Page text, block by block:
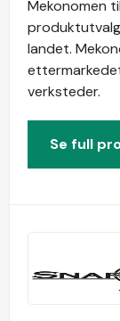
Mekonomen
landet.
verksteder.
Se full